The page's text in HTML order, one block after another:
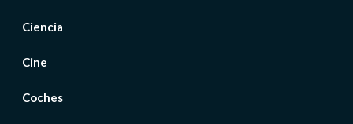
Ciencia
Cine
Coches